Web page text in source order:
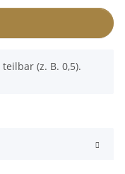
(z. B. 0,5).